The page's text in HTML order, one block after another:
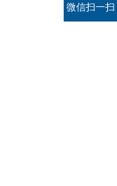
微信扫一扫